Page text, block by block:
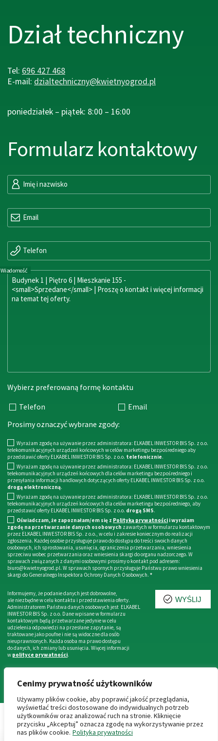
Cenimy prywatność użytkowników
Używamy plików cookie, aby poprawić jakość przeglądania,
wyświetlać treści dostosowane do indywidualnych potrzeb
użytkowników oraz analizować ruch na stronie. Kliknięcie
przycisku „Akceptuj” oznacza zgodę na wykorzystywanie przez
nas plików cookie. Polityka prywatności
Dział techniczny
Tel: 696 427 468
E-mail: dzialtechniczny@kwietnyogrod.pl
poniedziałek – piątek: 8:00 – 16:00
Formularz kontaktowy
Imię i nazwisko
Email
Telefon
Wybierz preferowaną formę kontaktu
Telefon
Email
Prosimy oznaczyć wybrane zgody:
Wyrażam zgodę na używanie przez administratora: ELKABEL INWESTOR BIS Sp. z o.o.
telekomunikacyjnych urządzeń końcowych w celów marketingu bezpośredniego aby
przedstawić oferty ELKABEL INWESTOR BIS Sp. z o.o. telefonicznie.
Wyrażam zgodę na używanie przez administratora: ELKABEL INWESTOR BIS Sp. z o.o.
telekomunikacyjnych urządzeń końcowych dla celów marketingu bezpośredniego i
przesyłania informacji handlowych dotyczących oferty ELKABEL INWESTOR BIS Sp. z o.o.
drogą elektroniczną.
Wyrażam zgodę na używanie przez administratora: ELKABEL INWESTOR BIS Sp. z o.o.
telekomunikacyjnych urządzeń końcowych dla celów marketingu bezpośredniego, aby
przedstawić oferty ELKABEL INWESTOR BIS Sp. z o.o. drogą SMS.
Oświadczam, że zapoznałam/em się z Polityką prywatności i wyrażam
zgodę na przetwarzanie danych osobowych zawartych w formularzu kontaktowym
przez ELKABEL INWESTOR BIS Sp. z o.o., w celu i zakresie koniecznym do realizacji
zgłoszenia. Każdej osobie przysługuje prawo do dostępu do treści swoich danych
osobowych, ich sprostowania, usunięcia, ograniczenia przetwarzania, wniesienia
sprzeciwu wobec przetwarzania oraz wniesienia skargi do organu nadzorczego. W
sprawach związanych z danymi osobowymi prosimy o kontakt pod adresem:
biuro@kwietnyogrod.pl. W sprawach spornych przysługuje Państwu prawo wniesienia
skargi do Generalnego Inspektora Ochrony Danych Osobowych. *
Informujemy, że podanie danych jest dobrowolne,
ale niezbędne w celu kontaktu i przedstawienia oferty.
Administratorem Państwa danych osobowych jest ELKABEL
INWESTOR BIS Sp. z o.o. Dane wpisane w formularzu
kontaktowym będą przetwarzane jedynie w celu
udzielenia odpowiedzi na przesłane zapytanie, są
traktowane jako poufne i nie są widoczne dla osób
nieuprawnionych. Każda osoba ma prawo dostępu
do danych, ich zmiany lub usunięcia. Więcej informacji
w polityce prywatności.
WYŚLIJ
© 2026 Wszelkie prawa zastrzeżone